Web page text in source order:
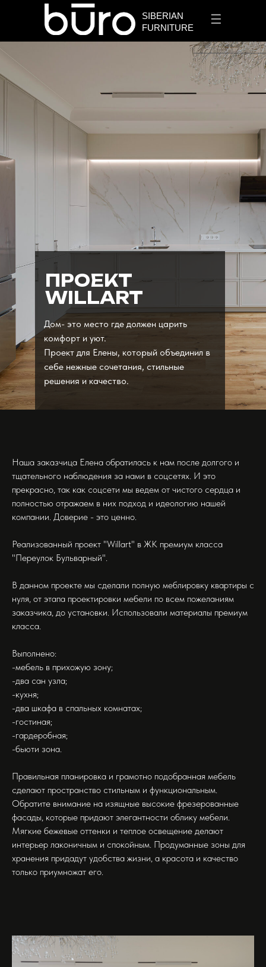
☰
SIBERIAN
FURNITURE
+7 913 912 3656
ПРОЕКТ
WILLART
Дом- это место где должен царить
комфорт и уют.
Проект для Елены, который объединил в
себе нежные сочетания, стильные
решения и качество.
Наша заказчица Елена обратилась к нам после долгого и
тщательного наблюдения за нами в соцсетях. И это
прекрасно, так как соцсети мы ведем от чистого сердца и
полностью отражаем в них подход и идеологию нашей
компании. Доверие - это ценно.
Реализованный проект "Willart" в ЖК премиум класса
"Переулок Бульварный".
В данном проекте мы сделали полную меблировку квартиры с
нуля, от этапа проектировки мебели по всем пожеланиям
заказчика, до установки. Использовали материалы премиум
класса.
Выполнено:
-мебель в прихожую зону;
-два сан узла;
-кухня;
-два шкафа в спальных комнатах;
-гостиная;
-гардеробная;
-бьюти зона.
Правильная планировка и грамотно подобранная мебель
сделают пространство стильным и функциональным.
Обратите внимание на изящные высокие фрезерованные
фасады, которые придают элегантности облику мебели.
Мягкие бежевые оттенки и теплое освещение делают
интерьер лаконичным и спокойным. Продуманные зоны для
хранения придадут удобства жизни, а красота и качество
только приумножат его.